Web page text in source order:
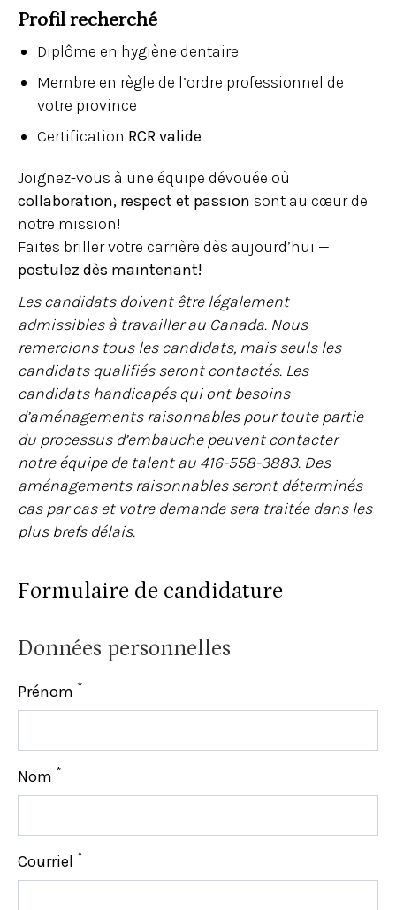
Profil recherché
Diplôme en hygiène dentaire
Membre en règle de l’ordre professionnel de
votre province
Certification RCR valide
Joignez-vous à une équipe dévouée où
collaboration, respect et passion sont au cœur de
notre mission!
Faites briller votre carrière dès aujourd’hui —
postulez dès maintenant!
Les candidats doivent être légalement
admissibles à travailler au Canada. Nous
remercions tous les candidats, mais seuls les
candidats qualifiés seront contactés. Les
candidats handicapés qui ont besoins
d’aménagements raisonnables pour toute partie
du processus d’embauche peuvent contacter
notre équipe de talent au 416-558-3883. Des
aménagements raisonnables seront déterminés
cas par cas et votre demande sera traitée dans les
plus brefs délais.
Formulaire de candidature
Données personnelles
Prénom *
Nom *
Courriel *